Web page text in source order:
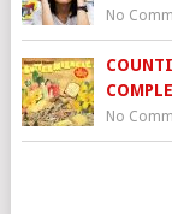
No
No